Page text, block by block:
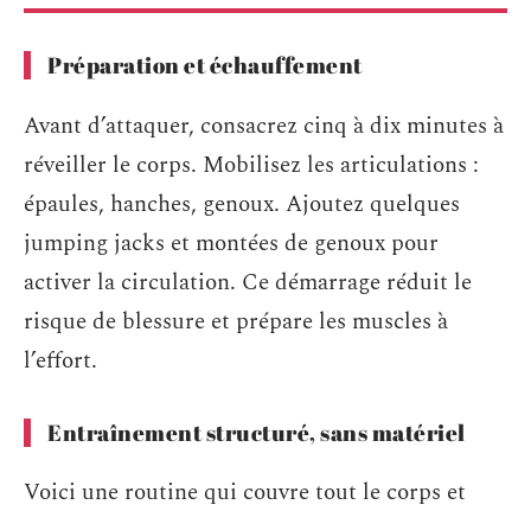
Préparation et échauffement
Avant d’attaquer, consacrez cinq à dix minutes à
réveiller le corps. Mobilisez les articulations :
épaules, hanches, genoux. Ajoutez quelques
jumping jacks et montées de genoux pour
activer la circulation. Ce démarrage réduit le
risque de blessure et prépare les muscles à
l’effort.
Entraînement structuré, sans matériel
Voici une routine qui couvre tout le corps et